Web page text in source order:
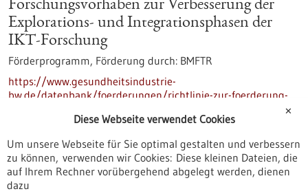
Forschungsvorhaben zur Verbesserung der
Explorations- und Integrationsphasen der
IKT-Forschung
Förderprogramm, Förderung durch: BMFTR
https://www.gesundheitsindustrie-
bw.de/datenbank/foerderungen/richtlinie-zur-foerderung-
von-forschungsvorhaben-zur-verbesserung-der-explorations-
und-integrationsphasen-der-ikt-forschung
Pressemitteilung - 08.12.2025
Neuer Mutationskatalog erleichtert
✕
Diese Webseite verwendet Cookies
Um unsere Webseite für Sie optimal gestalten und verbessern
zu können, verwenden wir Cookies: Diese kleinen Dateien, die
auf Ihrem Rechner vorübergehend abgelegt werden, dienen
dazu